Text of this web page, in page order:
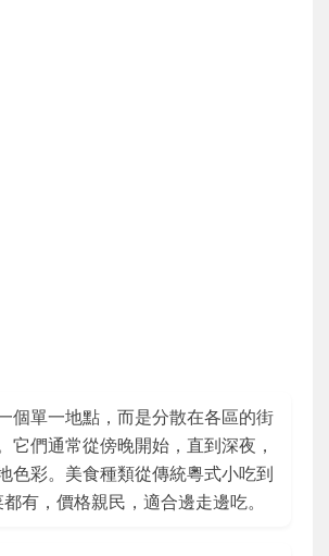
個單一地點，而是分散在各區的街
它們通常從傍晚開始，直到深夜，
色彩。美食種類從傳統粵式小吃到
有，價格親民，適合邊走邊吃。